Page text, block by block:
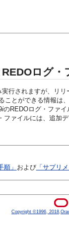
ログ
行されますが、リ
ことができる情報
iのREDOログ・ファ
ファイルには、追
順」 および「サプリ
Copyright ©1996,